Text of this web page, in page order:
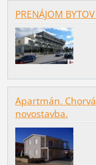
PRENÁJOM
Apartmán,
novostavba.